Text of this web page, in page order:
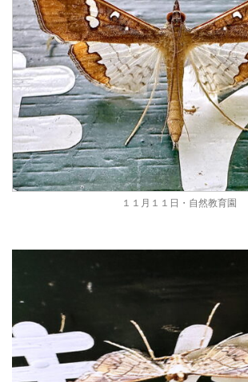
１１月１１日・自然教育園